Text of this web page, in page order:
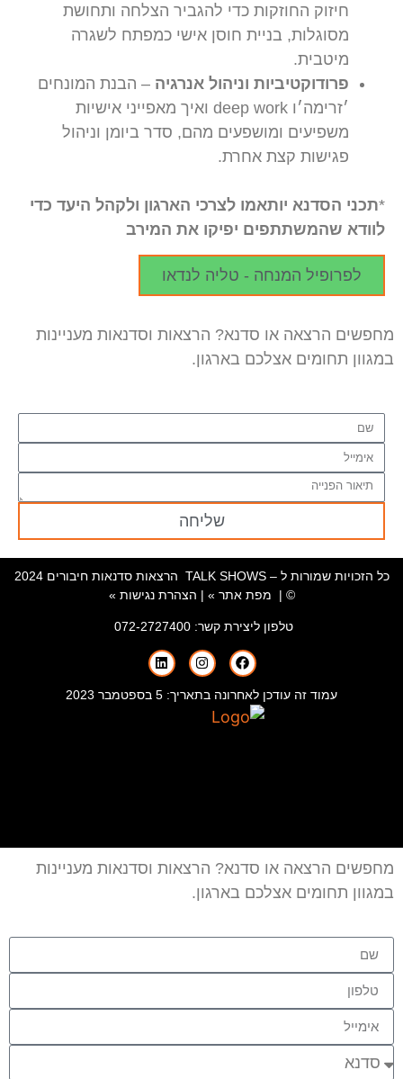
חיזוק החוזקות כדי להגביר הצלחה ותחושת
מסוגלות, בניית חוסן אישי כמפתח לשגרה
מיטבית.
פרודוקטיביות וניהול אנרגיה – הבנת המונחים
׳זרימה׳ו deep work ואיך מאפייני אישיות
משפיעים ומושפעים מהם, סדר ביומן וניהול
פגישות קצת אחרת.
*תכני הסדנא יותאמו לצרכי הארגון ולקהל היעד כדי
לוודא שהמשתתפים יפיקו את המירב
לפרופיל המנחה - טליה לנדאו
מחפשים הרצאה או סדנא? הרצאות וסדנאות מעניינות
במגוון תחומים אצלכם בארגון.
שליחה
כל הזכויות שמורות ל – TALK SHOWS הרצאות סדנאות חיבורים 2024
© | מפת אתר » | הצהרת נגישות »
טלפון ליצירת קשר:072-2727400
עמוד זה עודכן לאחרונה בתאריך: 5 בספטמבר 2023
מחפשים הרצאה או סדנא? הרצאות וסדנאות מעניינות
במגוון תחומים אצלכם בארגון.